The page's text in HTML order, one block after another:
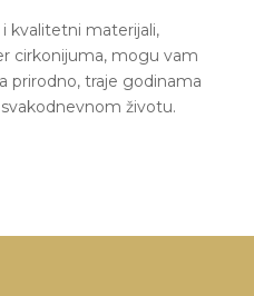
i kvalitetni materijali,
cirkonijuma, mogu vam
prirodno, traje godinama
životu.